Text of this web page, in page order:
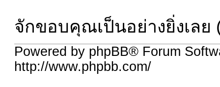
จักขอบคุณเป็นอย่างยิ่งเลย
Powered by phpBB® Forum
http://www.phpbb.com/